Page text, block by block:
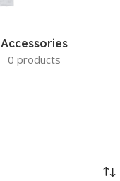
Accessories
0 products